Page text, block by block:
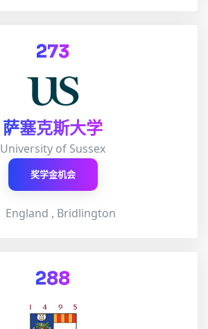
273
萨塞克斯大学
University of Sussex
奖学金机会
England , Bridlington
288